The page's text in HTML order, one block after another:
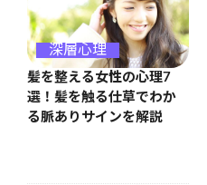
深層心理
髪を整える女性の心理7
選！髪を触る仕草でわか
る脈ありサインを解説